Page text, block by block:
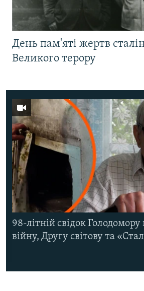
День пам'яті жертв
Великого терору
98-літній свідок
війну, Другу світову та